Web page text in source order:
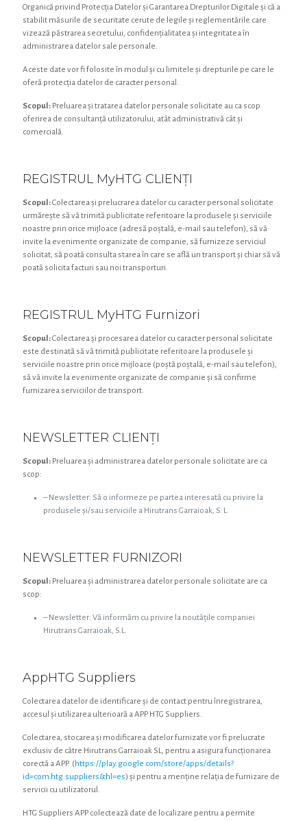
Organică privind Protecția Datelor și Garantarea Drepturilor Digitale și că a
stabilit măsurile de securitate cerute de legile și reglementările care
vizează păstrarea secretului, confidențialitatea și integritatea în
administrarea datelor sale personale.
Aceste date vor fi folosite în modul și cu limitele și drepturile pe care le
oferă protecția datelor de caracter personal.
Scopul: Preluarea și tratarea datelor personale solicitate au ca scop
oferirea de consultanță utilizatorului, atât administrativă cât și
comercială.
REGISTRUL MyHTG CLIENȚI
Scopul:Colectarea și prelucrarea datelor cu caracter personal solicitate
urmărește să vă trimită publicitate referitoare la produsele și serviciile
noastre prin orice mijloace (adresă poștală, e-mail sau telefon), să vă
invite la evenimente organizate de companie, să furnizeze serviciul
solicitat, să poată consulta starea în care se află un transport și chiar să vă
poată solicita facturi sau noi transporturi.
REGISTRUL MyHTG Furnizori
Scopul:Colectarea și procesarea datelor cu caracter personal solicitate
este destinată să vă trimită publicitate referitoare la produsele și
serviciile noastre prin orice mijloace (poștă poștală, e-mail sau telefon),
să vă invite la evenimente organizate de companie și să confirme
furnizarea serviciilor de transport.
NEWSLETTER CLIENȚI
Scopul: Preluarea și administrarea datelor personale solicitate are ca
scop:
– Newsletter: Să o informeze pe partea interesată cu privire la
produsele și/sau serviciile a Hirutrans Garraioak, S. L.
NEWSLETTER FURNIZORI
Scopul: Preluarea și administrarea datelor personale solicitate are ca
scop:
– Newsletter: Vă informăm cu privire la noutățile companiei
Hirutrans Garraioak, S.L.
AppHTG Suppliers
Colectarea datelor de identificare și de contact pentru înregistrarea,
accesul și utilizarea ulterioară a APP HTG Suppliers.
Colectarea, stocarea și modificarea datelor furnizate vor fi prelucrate
exclusiv de către Hirutrans Garraioak SL, pentru a asigura funcționarea
corectă a APP (https://play.google.com/store/apps/details?
id=com.htg.suppliers&hl=es) și pentru a menține relația de furnizare de
servicii cu utilizatorul.
HTG Suppliers APP colectează date de localizare pentru a permite